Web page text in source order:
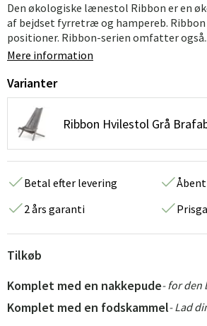
Den økologiske lænestol Ribbon er en
af bejdset fyrretræ og hampereb.
positioner. Ribbon-serien omfatter
Mere information
Varianter
Ribbon Hvilestol Grå
Betal efter levering
Åbent
2 års garanti
Tilkøb
Komplet med en nakkepude- for den
Komplet med en fodskammel- Lad